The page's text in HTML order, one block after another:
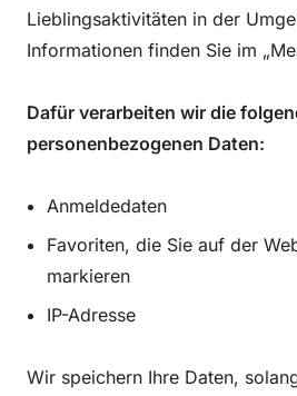
Lieblingsaktivitäten in der
Informationen finden Sie im
Dafür verarbeiten wir die
personenbezogenen Daten:
Anmeldedaten
Favoriten, die Sie auf der
markieren
IP-Adresse
Wir speichern Ihre Daten,